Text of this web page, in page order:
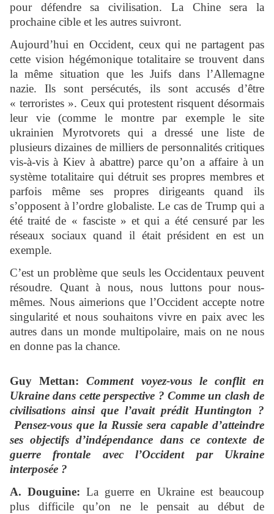
pour défendre sa civilisation. La Chine sera la
prochaine cible et les autres suivront.
Aujourd’hui en Occident, ceux qui ne partagent pas
cette vision hégémonique totalitaire se trouvent dans
la même situation que les Juifs dans l’Allemagne
nazie. Ils sont persécutés, ils sont accusés d’être
« terroristes ». Ceux qui protestent risquent désormais
leur vie (comme le montre par exemple le site
ukrainien Myrotvorets qui a dressé une liste de
plusieurs dizaines de milliers de personnalités critiques
vis-à-vis à Kiev à abattre) parce qu’on a affaire à un
système totalitaire qui détruit ses propres membres et
parfois même ses propres dirigeants quand ils
s’opposent à l’ordre globaliste. Le cas de Trump qui a
été traité de « fasciste » et qui a été censuré par les
réseaux sociaux quand il était président en est un
exemple.
C’est un problème que seuls les Occidentaux peuvent
résoudre. Quant à nous, nous luttons pour nous-
mêmes. Nous aimerions que l’Occident accepte notre
singularité et nous souhaitons vivre en paix avec les
autres dans un monde multipolaire, mais on ne nous
en donne pas la chance.
Guy Mettan:Comment voyez-vous le conflit en
Ukraine dans cette perspective ? Comme un clash de
civilisations ainsi que l’avait prédit Huntington ?
Pensez-vous que la Russie sera capable d’atteindre
ses objectifs d’indépendance dans ce contexte de
guerre frontale avec l’Occident par Ukraine
interposée ?
A. Douguine: La guerre en Ukraine est beaucoup
plus difficile qu’on ne le pensait au début de